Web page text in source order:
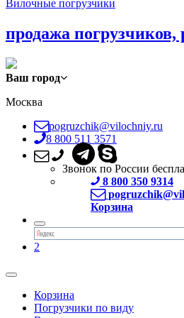
Вилочные погрузчики
продажа
Ваш город
Москва
pogruzchik@vilochniy.ru
8 800 511 3571
Звонок по России
8 800 350 9314
Корзина
2
Корзина
Погрузчики по виду